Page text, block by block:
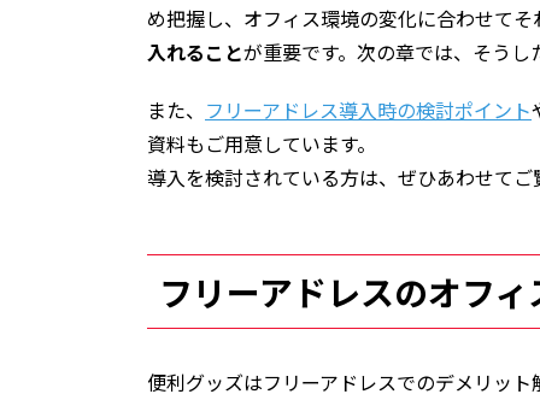
め把握し、オフィス環境の変化に合わせて
入れることが重要です。次の章では、そう
また、 フリーアドレス導入時の検討ポイント
資料もご用意しています。
導入を検討されている方は、ぜひあわせて
フリーアドレスのオフ
便利グッズはフリーアドレスでのデメリッ